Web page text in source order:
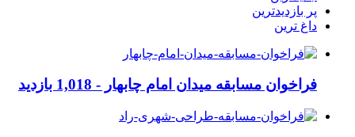
پر بازدیدترین
داغ ترین
فراخوان مسابقه میدان امام چابهار - 1,018 بازدید